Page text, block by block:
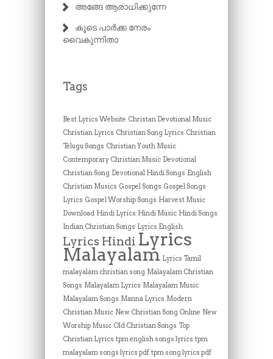
അങ്ങേ ആരാധിക്കുന്നേ
കൂടെ പാർക്ക നേരം
വൈകുന്നിതാ
Tags
Best Lyrics Website Christan Devotional Music
Christian Lyrics Christian Song Lyrics Christian
Telugu Songs Christian Youth Music
Contemporary Christian Music Devotional
Christian Song Devotional Hindi Songs English
Christian Musics Gospel Songs Gospel Songs
Lyrics Gospel Worship Songs Harvest Music
Download Hindi Lyrics Hindi Music Hindi Songs
Indian Christian Songs Lyrics English
Lyrics Hindi Lyrics
Malayalam Lyrics Tamil
malayalam christian song Malayalam Christian
Songs Malayalam Lyrics Malayalam Music
Malayalam Songs Manna Lyrics Modern
Christian Music New Christian Song Online New
Worship Music Old Christian Songs Top
Christian Lyrics tpm english songs lyrics tpm
malayalam songs lyrics pdf tpm song lyrics pdf